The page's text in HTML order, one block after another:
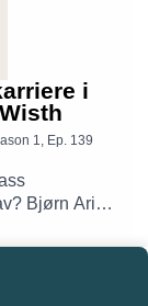
i
1, Ep. 139
Bjørn Arild
i Strawberry,